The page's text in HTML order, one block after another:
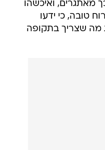
מאתגרים, ואיכשהו
טובה, כי ידעו
מה שצריך בתקופה